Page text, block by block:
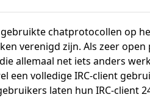
gebruikte chatprotocollen
verenigd zijn. Als zeer
allemaal net iets anders
een volledige IRC-client
laten hun IRC-client